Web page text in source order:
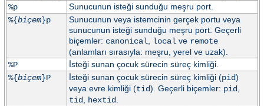
%p
Sunucunun isteği sunduğu meşru port.
%{biçem}p
Sunucunun veya istemcinin gerçek portu veya
sunucunun isteği sunduğu meşru port. Geçerli
biçemler: canonical, localve remote
(anlamları sırasıyla: meşru, yerel ve uzak).
%P
İsteği sunan çocuk sürecin süreç kimliği.
%{biçem}P İsteği sunan çocuk sürecin süreç kimliği (pid)
veya evre kimliği (tid). Geçerli biçemler: pid,
tid, hextid.